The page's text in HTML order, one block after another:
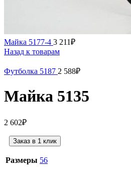
Майка 5177-4 3 211₽
Назад к товарам
Футболка 5187 2 588₽
Майка 5135
2 602₽
Заказ в 1 клик
Размеры 56